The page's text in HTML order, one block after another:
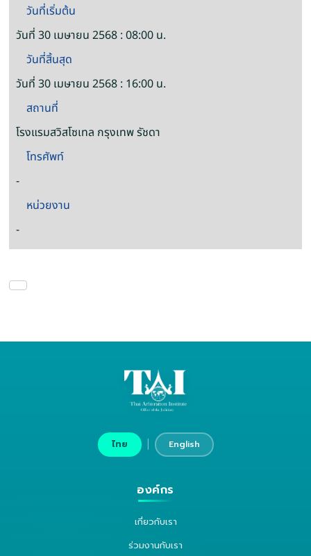
วันที่เริ่มต้น
วันที่ 30 เมษายน 2568 : 08:00 น.
วันที่สิ้นสุด
วันที่ 30 เมษายน 2568 : 16:00 น.
สถานที่
โรงแรมสวิสโซเทล กรุงเทพ รัชดา
โทรศัพท์
-
หน่วยงาน
-
ไทย | English
องค์กร
เกี่ยวกับเรา
ร่วมงานกับเรา